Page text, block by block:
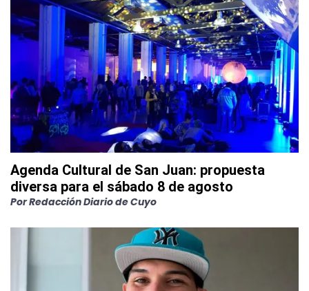
Agenda Cultural de San Juan: propuesta
diversa para el sábado 8 de agosto
PorRedacción Diario de Cuyo